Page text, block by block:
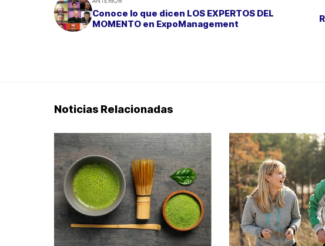
Conoce lo que dicen LOS EXPERTOS DEL
MOMENTO en ExpoManagement
Noticias Relacionadas